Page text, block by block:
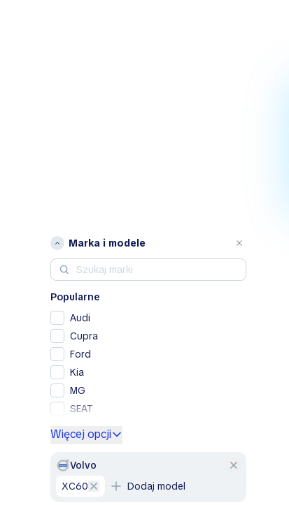
Marka i modele
Popularne
Audi
Cupra
Ford
Kia
MG
SEAT
Skoda
Volvo
Więcej opcji
Volvo
XC60
Dodaj model